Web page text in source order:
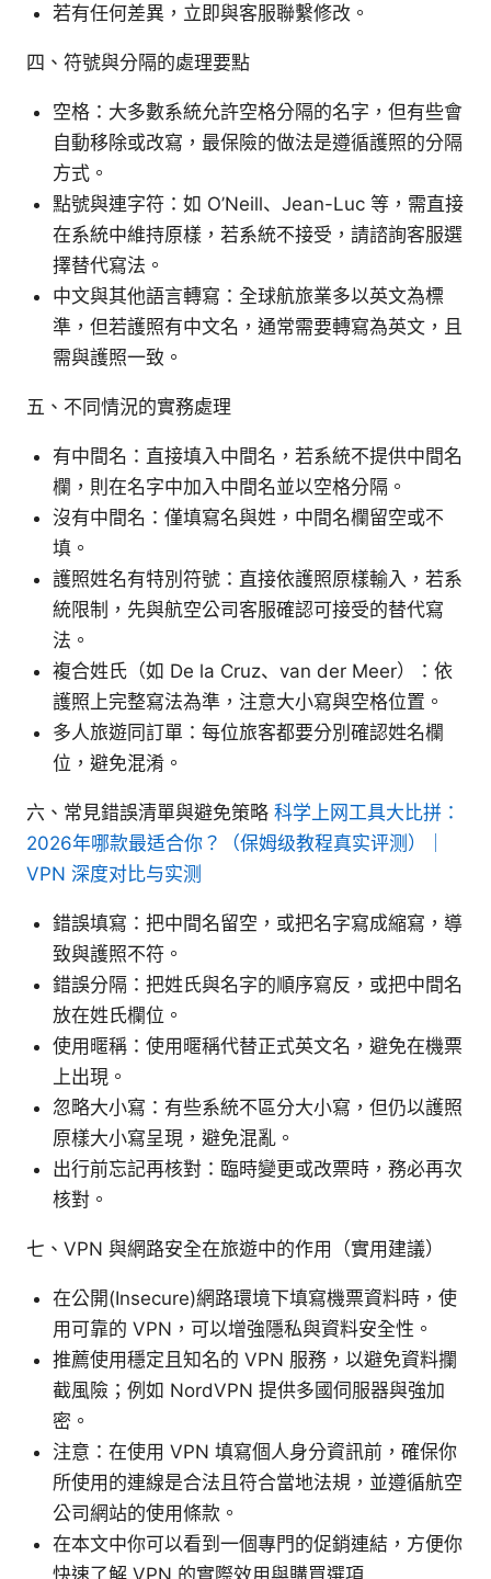
若有任何差異，立即與客服聯繫修改。
四、符號與分隔的處理要點
空格：大多數系統允許空格分隔的名字，但有些會
自動移除或改寫，最保險的做法是遵循護照的分隔
方式。
點號與連字符：如 O’Neill、Jean-Luc 等，需直接
在系統中維持原樣，若系統不接受，請諮詢客服選
擇替代寫法。
中文與其他語言轉寫：全球航旅業多以英文為標
準，但若護照有中文名，通常需要轉寫為英文，且
需與護照一致。
五、不同情況的實務處理
有中間名：直接填入中間名，若系統不提供中間名
欄，則在名字中加入中間名並以空格分隔。
沒有中間名：僅填寫名與姓，中間名欄留空或不
填。
護照姓名有特別符號：直接依護照原樣輸入，若系
統限制，先與航空公司客服確認可接受的替代寫
法。
複合姓氏（如 De la Cruz、van der Meer）：依
護照上完整寫法為準，注意大小寫與空格位置。
多人旅遊同訂單：每位旅客都要分別確認姓名欄
位，避免混淆。
六、常見錯誤清單與避免策略 科学上网工具大比拼：
2026年哪款最适合你？（保姆级教程真实评测）｜
VPN 深度对比与实测
錯誤填寫：把中間名留空，或把名字寫成縮寫，導
致與護照不符。
錯誤分隔：把姓氏與名字的順序寫反，或把中間名
放在姓氏欄位。
使用暱稱：使用暱稱代替正式英文名，避免在機票
上出現。
忽略大小寫：有些系統不區分大小寫，但仍以護照
原樣大小寫呈現，避免混亂。
出行前忘記再核對：臨時變更或改票時，務必再次
核對。
七、VPN 與網路安全在旅遊中的作用（實用建議）
在公開(Insecure)網路環境下填寫機票資料時，使
用可靠的 VPN，可以增強隱私與資料安全性。
推薦使用穩定且知名的 VPN 服務，以避免資料攔
截風險；例如 NordVPN 提供多國伺服器與強加
密。
注意：在使用 VPN 填寫個人身分資訊前，確保你
所使用的連線是合法且符合當地法規，並遵循航空
公司網站的使用條款。
在本文中你可以看到一個專門的促銷連結，方便你
快速了解 VPN 的實際效用與購買選項